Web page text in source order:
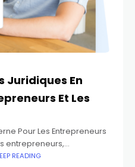
Juridiques En
Et Les
Pour Les Entrepreneurs
entrepreneurs,
à des services
READING